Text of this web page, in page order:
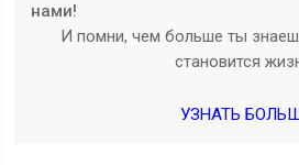
нами!
И помни, чем больше ты
становится
УЗНАТЬ